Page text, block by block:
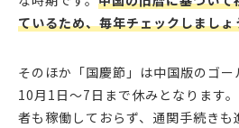
ているため、毎年チェックしましょ
そのほか「国慶節」は中国版のゴ
10月1日〜7日まで休みとなります
者も稼働しておらず、通関手続きも